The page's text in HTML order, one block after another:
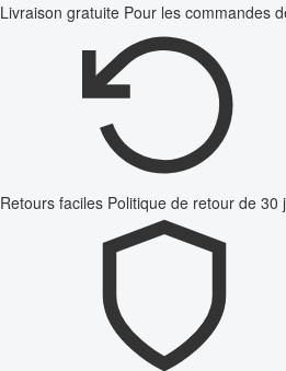
Livraison gratuite Pour les commandes
Retours faciles Politique de retour de 30